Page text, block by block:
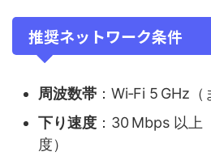
推奨ネットワーク条件
周波数帯 ：Wi‑Fi 5 GHz（
下り速度 ：30 Mbps 以
度）